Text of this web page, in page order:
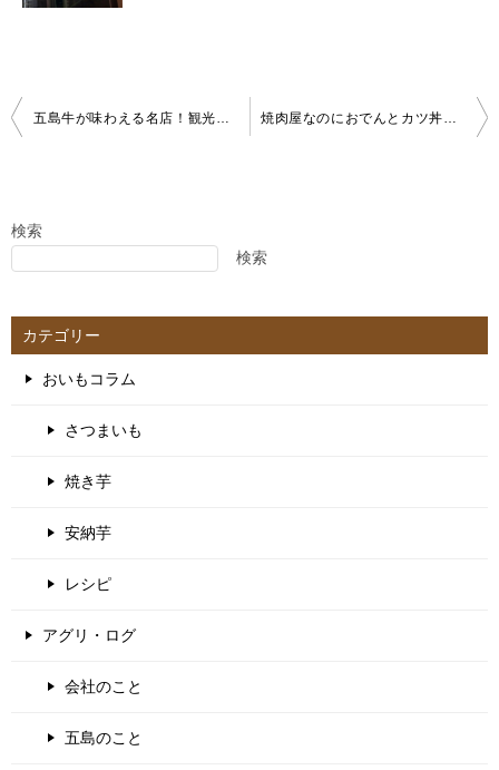
投
稿
ゲ
ョ
ン
五島牛が味わえる名店！観光客に人気の焼肉喜楽。おすすめメニューはズバリこれ 焼肉屋なのにおでんとカツ丼が人気!? 福江の老舗「丸山」で味わう！極上の昭和の味
検索
検索
カテゴリー
おいもコラム
さつまいも
焼き芋
安納芋
レシピ
アグリ・ログ
会社のこと
五島のこと